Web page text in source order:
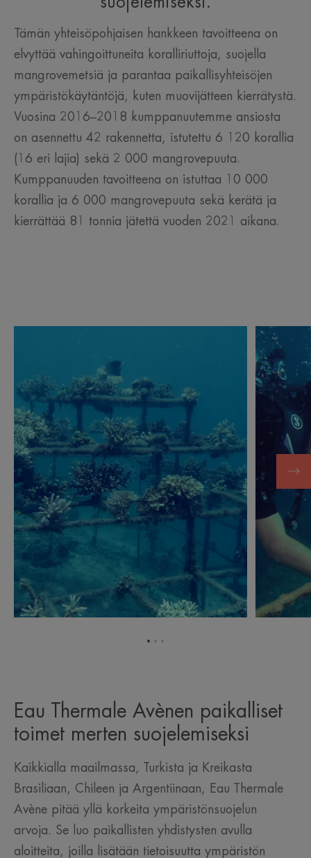
Tämän yhteisöpohjaisen hankkeen tavoitteena on
elvyttää vahingoittuneita koralliriuttoja, suojella
mangrovemetsiä ja parantaa paikallisyhteisöjen
ympäristökäytäntöjä, kuten muovijätteen kierrätystä.
Vuosina 2016–2018 kumppanuutemme ansiosta
on asennettu 42 rakennetta, istutettu 6 120 korallia
(16 eri lajia) sekä 2 000 mangrovepuuta.
Kumppanuuden tavoitteena on istuttaa 10 000
korallia ja 6 000 mangrovepuuta sekä kerätä ja
kierrättää 81 tonnia jätettä vuoden 2021 aikana.
Eau Thermale Avènen paikalliset
toimet merten suojelemiseksi
Kaikkialla maailmassa, Turkista ja Kreikasta
Brasiliaan, Chileen ja Argentiinaan, Eau Thermale
Avène pitää yllä korkeita ympäristönsuojelun
arvoja. Se luo paikallisten yhdistysten avulla
aloitteita, joilla lisätään tietoisuutta ympäristön